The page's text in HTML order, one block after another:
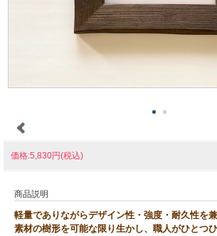
価格:5,830円(税込)
商品説明
軽量でありながらデザイン性・強度・耐久性を
素材の樹形を可能な限り生かし、職人がひとつ